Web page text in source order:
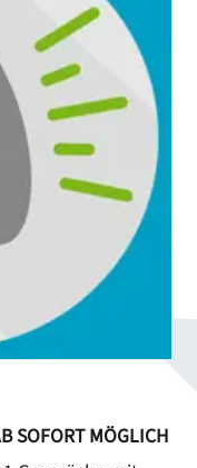
SOFORT MÖGLICH